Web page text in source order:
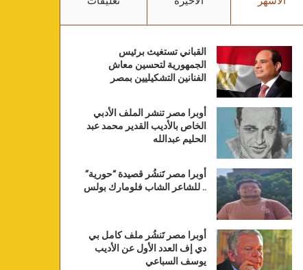
القباني تستغيث برئيس
الجمهورية لتحسين معاش
الفنانين التشكيليين بمصر
أوبرا مصر تنشر الملف الأدبي
الخاص بالأديب القدير محمد عبد
الحليم عبدالله
أوبرا مصر تَنشُر قصيدة “حورية”
.. للشاعر الشاب فلومارك بولس
أوبرا مصر تَنشُر ملف كامل بي
دي إف العدد الأول عن الأديب
يوسف السباعي